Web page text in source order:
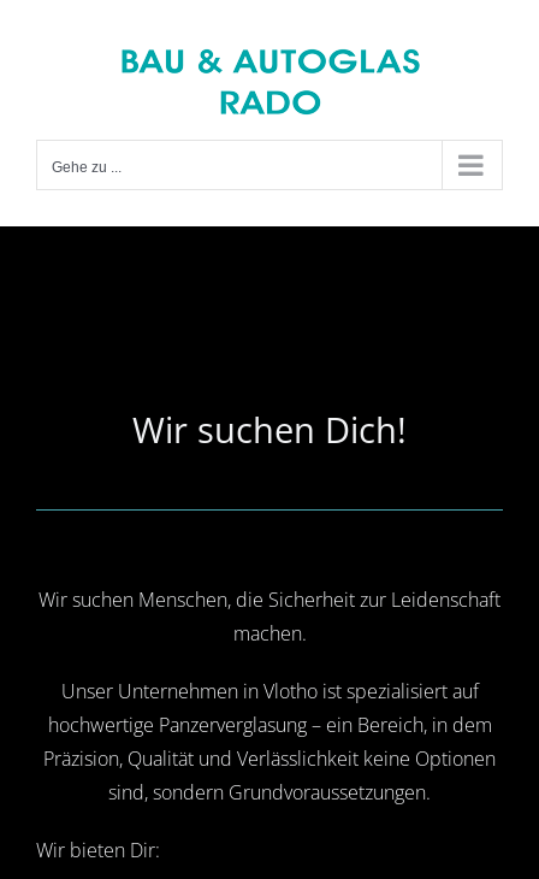
Gehe zu ...
Wir suchen Dich!
Wir suchen Menschen, die Sicherheit zur Leidenschaft
machen.
Unser Unternehmen in Vlotho ist spezialisiert auf
hochwertige Panzerverglasung – ein Bereich, in dem
Präzision, Qualität und Verlässlichkeit keine Optionen
sind, sondern Grundvoraussetzungen.
Wir bieten Dir: